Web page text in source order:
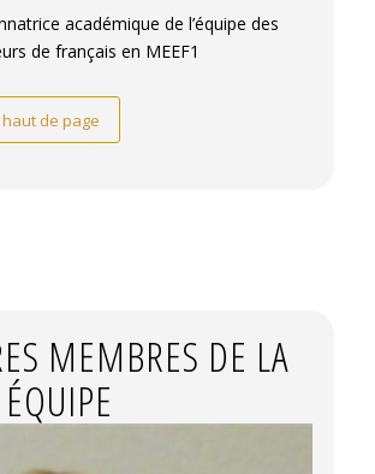
académique de l’équipe des
de français en MEEF1
de page
MEMBRES DE LA